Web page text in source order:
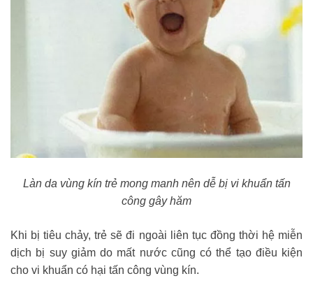
Làn da vùng kín trẻ mong manh nên dễ bị vi khuẩn tấn
công gây hăm
Khi bị tiêu chảy, trẻ sẽ đi ngoài liên tục đồng thời hệ miễn
dịch bị suy giảm do mất nước cũng có thể tạo điều kiện
cho vi khuẩn có hại tấn công vùng kín.